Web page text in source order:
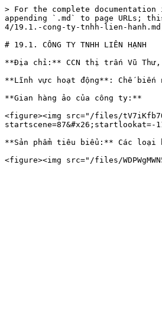
> For the complete
appending `.md` to page URLs;
4/19.1.-cong-ty-tnhh-lien-
# 19.1. CÔNG TY TNHH LIÊN HẠNH
**Địa chỉ:** CCN thị trấn Vũ Thư,
**Lĩnh vực hoạt động**: Chế biến
**Gian hàng ảo của công ty:**
<figure><img src="/files/
startscene=87&#x26;startlookat=-
**Sản phẩm tiêu biểu:** Các loại